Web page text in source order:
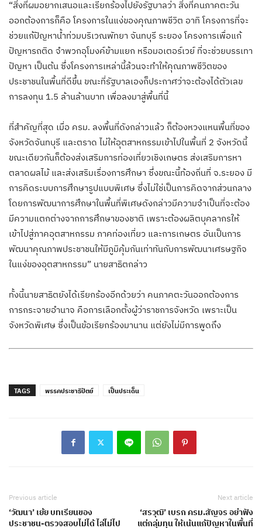
“สิ่งที่ผมอยากเสนอและเรียกร้องไปยังรัฐบาลว่า สิ่งที่คนภาคตะวัน
ออกต้องการก็คือ โครงการในแง่ของคุณภาพชีวิต อาทิ โครงการที่จะ
ช่วยแก้ปัญหาน้ำท่วมบริเวณพัทยา จันทบุรี ระยอง โครงการเพื่อแก้
ปัญหารถติด จำพวกอุโมงค์ข้ามแยก หรือมอเตอร์เวย์ ที่จะช่วยบรรเทา
ปัญหา เป็นต้น ซึ่งโครงการเหล่านี้ล้วนจะทำให้คุณภาพชีวิตของ
ประชาชนในพื้นที่ดีขึ้น ขณะที่รัฐบาลเองก็ประกาศว่าจะต้องได้ตัวเลข
การลงทุน 1.5 ล้านล้านบาท เพื่อลงมาสู่พื้นที่นี้
ที่สำคัญที่สุด เมื่อ ครม. ลงพื้นที่ดังกล่าวแล้ว ก็ต้องหวงแหนพื้นที่ของ
จังหวัดจันทบุรี และตราด ไม่ให้อุตสาหกรรมเข้าไปในพื้นที่ 2 จังหวัดนี้
ขณะเดียวกันก็ต้องส่งเสริมการท่องเที่ยวเชิงเกษตร ส่งเสริมการหา
ตลาดผลไม้ และส่งเสริมเรื่องการศึกษา ซึ่งขณะนี้ท้องถิ่นที่ จ.ระยอง มี
การคิดระบบการศึกษารูปแบบพิเศษ ซึ่งไม่ใช่เป็นการคิดจากส่วนกลาง
โดยการพัฒนาการศึกษาในพื้นที่พิเศษดังกล่าวมีความจำเป็นที่จะต้อง
มีความแตกต่างจากการศึกษาของชาติ เพราะต้องผลิตบุคลากรให้
เข้าไปสู่ภาคอุตสาหกรรม ภาคท่องเที่ยว และการเกษตร อันเป็นการ
พัฒนาคุณภาพประชาชนให้มีภูมิคุ้มกันเท่าทันกับการพัฒนาเศรษฐกิจ
ในแง่ของอุตสาหกรรม” นายสาธิตกล่าว
ทั้งนี้นายสาธิตยังได้เรียกร้องอีกด้วยว่า คนภาคตะวันออกต้องการ
การกระจายอำนาจ คือการเลือกตั้งผู้ว่าราชการจังหวัด เพราะเป็น
จังหวัดพิเศษ ซึ่งเป็นข้อเรียกร้องมานาน แต่ยังไม่มีการพูดถึง
TAGS พรรคประชาธิปัตย์ เป็นประเด็น
Previous article
‘วัฒนา’ เย้ย บทเรียนของ
ประชาชน-ตรวจสอบไม่ได้ ไล่ไม่ไป
Next article
‘สรวุฒิ’ เบรก ครม.สัญจร อย่าฟัง
แต่กลุ่มทุน ให้เน้นแก้ปัญหาในพื้นที่